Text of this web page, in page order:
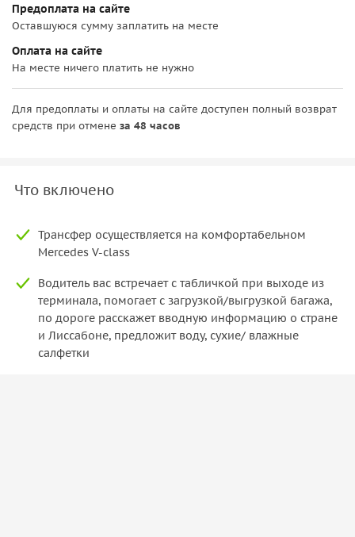
Предоплата на сайте
Оставшуюся сумму заплатить на месте
Оплата на сайте
На месте ничего платить не нужно
Для предоплаты и оплаты на сайте доступен полный возврат
средств при отмене за 48 часов
Что включено
Трансфер осуществляется на комфортабельном
Mercedes V-class
Водитель вас встречает с табличкой при выходе из
терминала, помогает с загрузкой/выгрузкой багажа,
по дороге расскажет вводную информацию о стране
и Лиссабоне, предложит воду, сухие/ влажные
салфетки